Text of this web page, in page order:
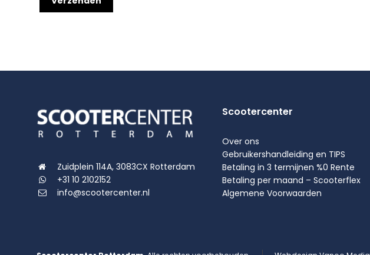
Zuidplein 114A, 3083CX Rotterdam
+31 10 2102152
info@scootercenter.nl
Scootercenter
Over ons
Gebruikershandleiding en TIPS
Betaling in 3 termijnen %0 Rente
Betaling per maand – Scooterflex
Algemene Voorwaarden